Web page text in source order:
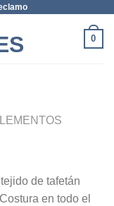
0
de tafetán
en todo el